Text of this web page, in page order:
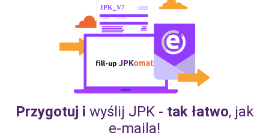
Przygotuj i wyślij JPK - tak łatwo, jak
e‑maila!